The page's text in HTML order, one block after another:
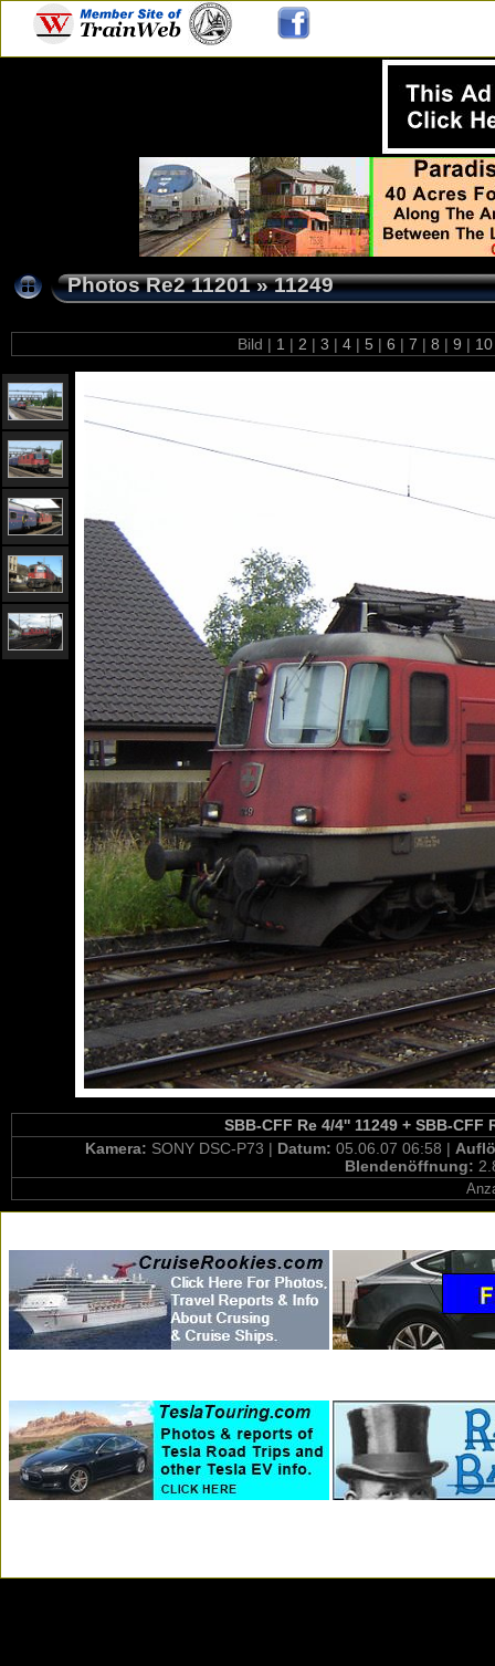
Photos Re2 11201»11249
Bild | 1 | 2 | 3 | 4 | 5 | 6 | 7 | 8 | 9 |
SBB-CFF Re 4/4'' 11249 + SBB-CFF
Kamera: SONY DSC-P73 | Datum: 05.06.07 06:58 |
Blendenöffnung: